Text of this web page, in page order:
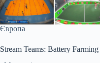
Європа
Stream Teams: Battery